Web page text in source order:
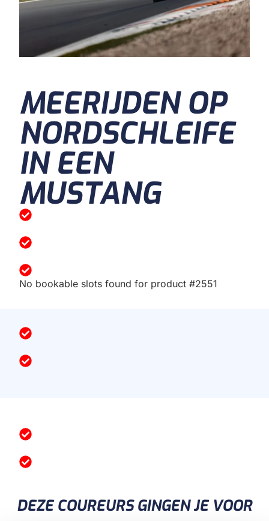
MEERIJDEN OP
NORDSCHLEIFE
IN EEN
MUSTANG
No bookable slots found for product #2551
DEZE COUREURS GINGEN JE VOOR